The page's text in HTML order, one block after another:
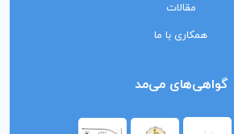
مقالات
همکاری با ما
گواهی‌های می‌مد